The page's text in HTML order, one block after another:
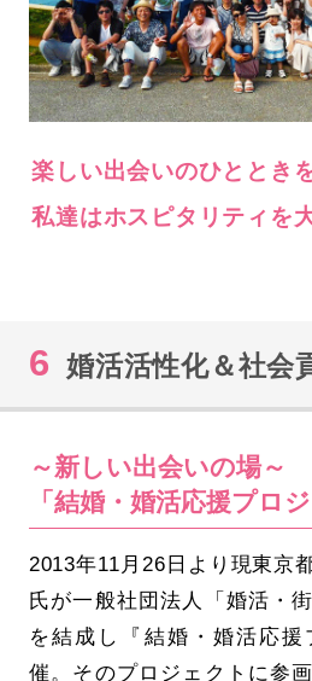
楽しい出会いのひととき
私達はホスピタリティを
6 婚活活性化＆社会
～新しい出会いの場～
「結婚・婚活応援プロ
2013年11月26日より現東京
氏が一般社団法人「婚活・
を結成し『結婚・婚活応
催。そのプロジェクトに参